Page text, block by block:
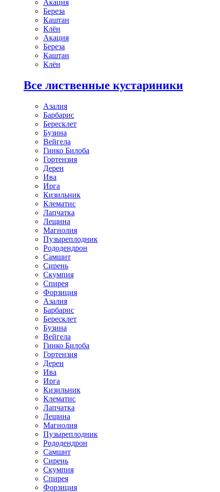
Акация
Береза
Каштан
Клён
Акация
Береза
Каштан
Клён
Все лиственные кустариники
Азалия
Барбарис
Бересклет
Бузина
Вейгела
Гинко Билоба
Гортензия
Дерен
Ива
Ирга
Кизильник
Клематис
Лапчатка
Лещина
Магнолия
Пузыреплодник
Рододендрон
Самшит
Сирень
Скумпия
Спирея
Форзиция
Азалия
Барбарис
Бересклет
Бузина
Вейгела
Гинко Билоба
Гортензия
Дерен
Ива
Ирга
Кизильник
Клематис
Лапчатка
Лещина
Магнолия
Пузыреплодник
Рододендрон
Самшит
Сирень
Скумпия
Спирея
Форзиция